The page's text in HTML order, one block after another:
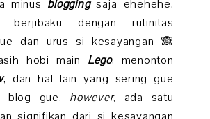
minus bloggingsaja ehehehe.
dengan rutinitas
dan urus si kesayangan 🙈
hobi main Lego, menonton
, dan hal lain yang sering gue
blog gue, however, ada satu